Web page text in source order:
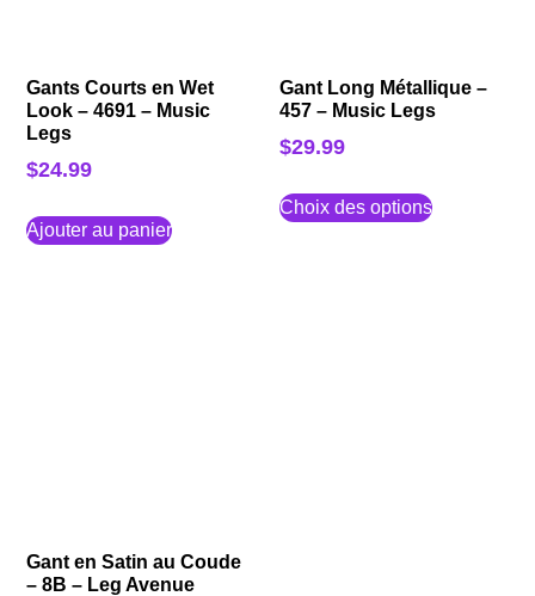
Gants Courts en Wet
Look – 4691 – Music
Legs
$24.99
Ajouter au panier
Gant Long Métallique –
457 – Music Legs
$29.99
Choix des options
Gant en Satin au Coude
– 8B – Leg Avenue